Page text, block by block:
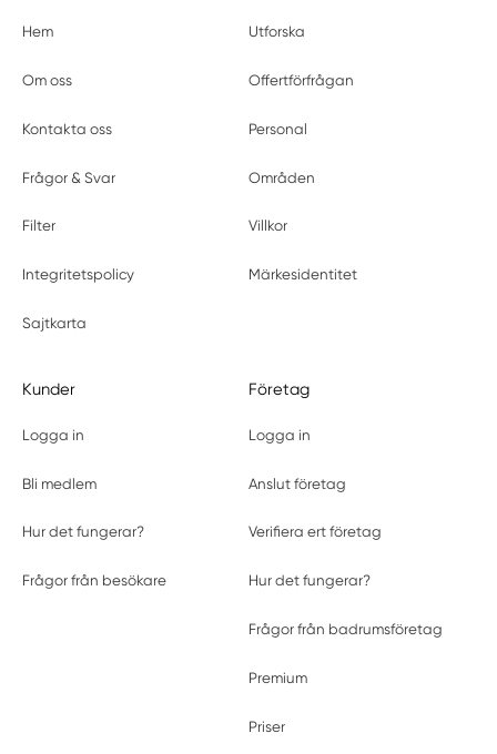
Hem Utforska
Om oss Offertförfrågan
Kontakta oss Personal
Frågor & Svar Områden
Filter Villkor
Integritetspolicy Märkesidentitet
Sajtkarta
Kunder
Logga in
Bli medlem
Hur det fungerar?
Frågor från besökare
Företag
Logga in
Anslut företag
Verifiera ert företag
Hur det fungerar?
Frågor från badrumsföretag
Premium
Priser